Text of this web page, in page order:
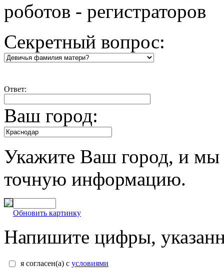
роботов - регистраторов
Секретный вопрос:
Ответ:
Ваш город:
Укажите Ваш город, и мы
точную информацию.
Обновить картинку
Напишите цифры,
я согласен(а) с условиями